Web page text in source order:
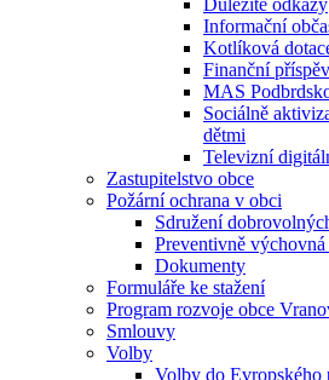
Důležité odkazy
Informační
Kotlíková
Finanční
MAS
Sociálně
dětmi
Televizní
Zastupitelstvo obce
Požární ochrana v obci
Sdružení
Preventivně
Dokumenty
Formuláře ke stažení
Program rozvoje obce
Smlouvy
Volby
Volby do Evropského